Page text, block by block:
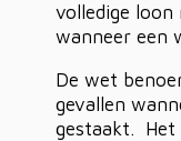
volledige
wanneer een
De wet
gevallen
gestaakt. Het